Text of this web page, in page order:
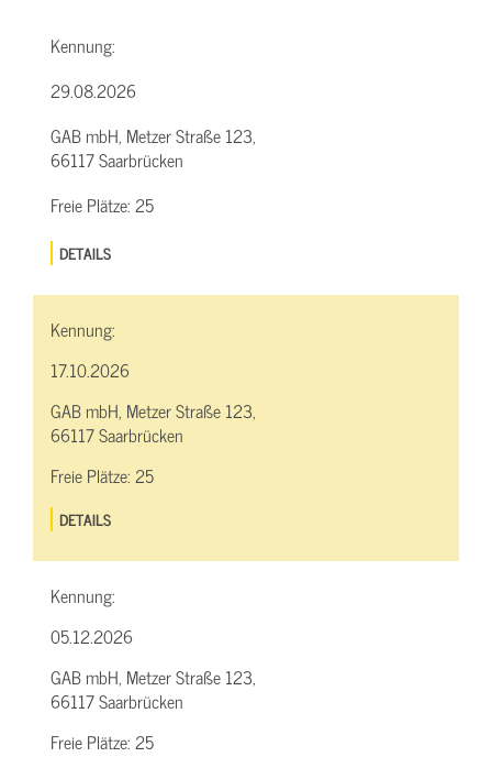
Kennung:
29.08.2026
GAB mbH, Metzer Straße 123,
66117 Saarbrücken
Freie Plätze:25
DETAILS
Kennung:
17.10.2026
GAB mbH, Metzer Straße 123,
66117 Saarbrücken
Freie Plätze:25
DETAILS
Kennung:
05.12.2026
GAB mbH, Metzer Straße 123,
66117 Saarbrücken
Freie Plätze:25